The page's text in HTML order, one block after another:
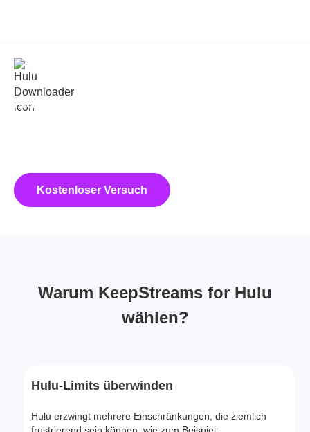
Hulu-Sendungen und Episoden mit
Kostenloser Versuch
Warum KeepStreams for Hulu
wählen?
Hulu-Limits überwinden
Hulu erzwingt mehrere Einschränkungen, die ziemlich